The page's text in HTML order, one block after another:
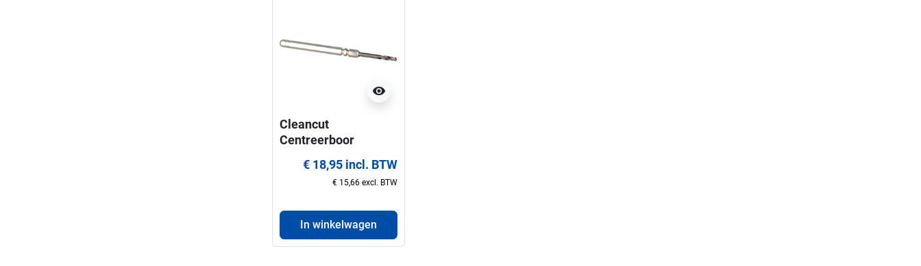
visibility
Cleancut
Centreerboor
€ 18,95 incl. BTW
€ 15,66 excl. BTW
In winkelwagen